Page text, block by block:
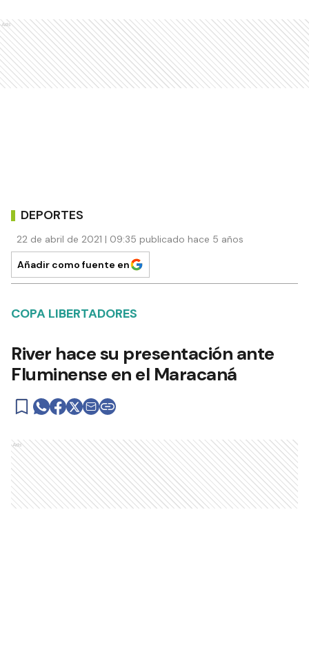
Ads
DEPORTES
22 de abril de 2021 | 09:35 publicado hace 5 años
Añadir como fuente en
COPA LIBERTADORES
River hace su presentación ante
Fluminense en el Maracaná
Ads